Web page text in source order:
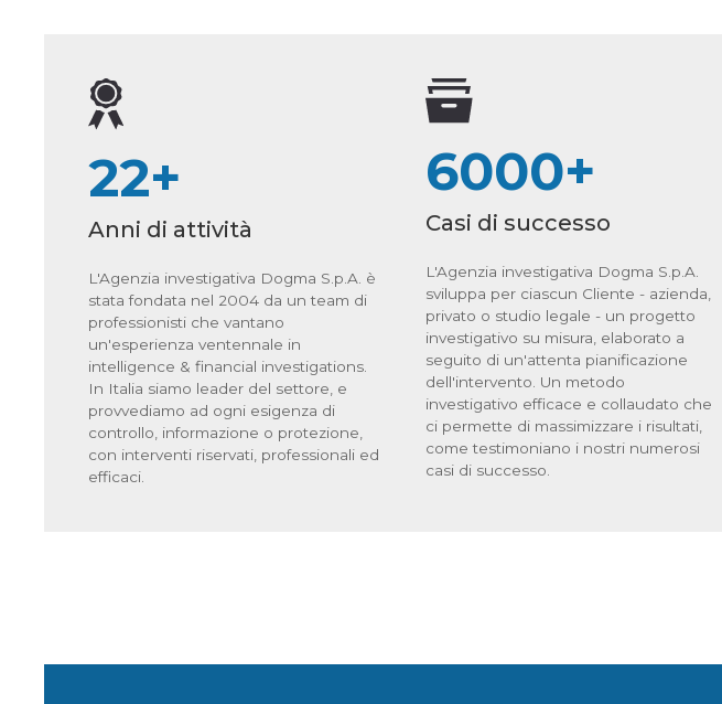
22+
Anni di attività
L'Agenzia investigativa Dogma S.p.A. è
stata fondata nel 2004 da un team di
professionisti che vantano
un'esperienza ventennale in
intelligence & financial investigations.
In Italia siamo leader del settore, e
provvediamo ad ogni esigenza di
controllo, informazione o protezione,
con interventi riservati, professionali ed
efficaci.
6000+
Casi di successo
L'Agenzia investigativa Dogma S.p.A.
sviluppa per ciascun Cliente - azienda,
privato o studio legale - un progetto
investigativo su misura, elaborato a
seguito di un'attenta pianificazione
dell'intervento. Un metodo
investigativo efficace e collaudato che
ci permette di massimizzare i risultati,
come testimoniano i nostri numerosi
casi di successo.